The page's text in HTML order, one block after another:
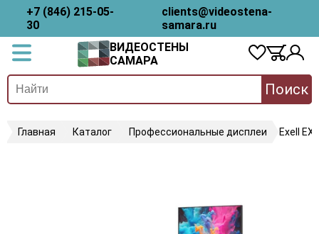
+7 (846) 215-05-
30
clients@videostena-
samara.ru
ВИДЕОСТЕНЫ
САМАРА
Поиск
Главная Каталог Профессиональные дисплеи Exell